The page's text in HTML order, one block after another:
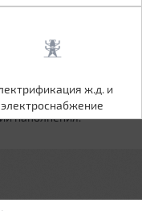
ж.д. и
электроснабжение
ж.д. и
электроснабжение
наполнения.